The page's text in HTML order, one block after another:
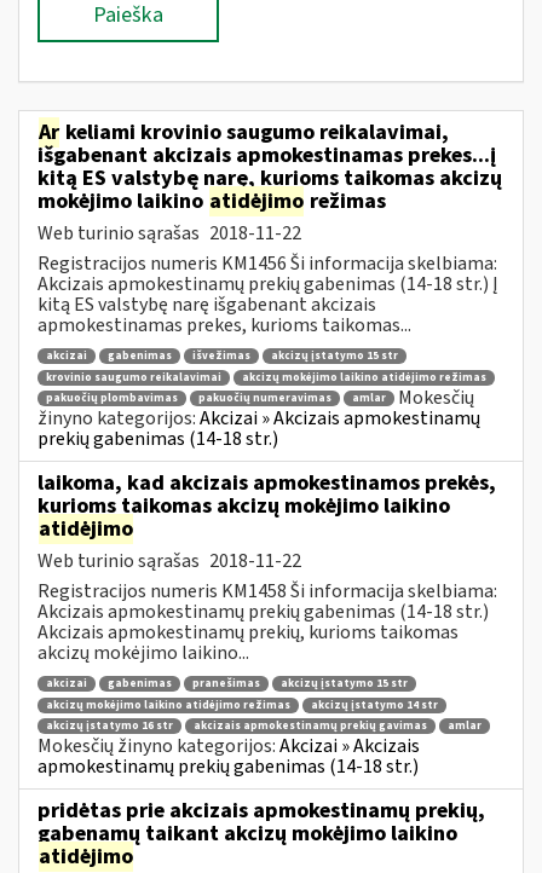
Paieška
Ar keliami krovinio saugumo reikalavimai,
išgabenant akcizais apmokestinamas prekes...į
kitą ES valstybę narę, kurioms taikomas akcizų
mokėjimo laikino atidėjimo režimas
Web turinio sąrašas 2018-11-22
Registracijos numeris KM1456 Ši informacija skelbiama:
Akcizais apmokestinamų prekių gabenimas (14-18 str.) Į
kitą ES valstybę narę išgabenant akcizais
apmokestinamas prekes, kurioms taikomas...
akcizai gabenimas išvežimas
akcizų įstatymo 15 str
krovinio saugumo reikalavimai
akcizų mokėjimo laikino atidėjimo režimas
pakuočių plombavimas
pakuočių numeravimas amlar
Mokesčių
žinyno kategorijos:Akcizai » Akcizais apmokestinamų
prekių gabenimas (14-18 str.)
laikoma, kad akcizais apmokestinamos prekės,
kurioms taikomas akcizų mokėjimo laikino
atidėjimo
Web turinio sąrašas 2018-11-22
Registracijos numeris KM1458 Ši informacija skelbiama:
Akcizais apmokestinamų prekių gabenimas (14-18 str.)
Akcizais apmokestinamų prekių, kurioms taikomas
akcizų mokėjimo laikino...
akcizai gabenimas pranešimas
akcizų įstatymo 15 str
akcizų mokėjimo laikino atidėjimo režimas
akcizų įstatymo 14 str
akcizų įstatymo 16 str
akcizais apmokestinamų prekių gavimas amlar
Mokesčių žinyno kategorijos:Akcizai » Akcizais
apmokestinamų prekių gabenimas (14-18 str.)
pridėtas prie akcizais apmokestinamų prekių,
gabenamų taikant akcizų mokėjimo laikino
atidėjimo